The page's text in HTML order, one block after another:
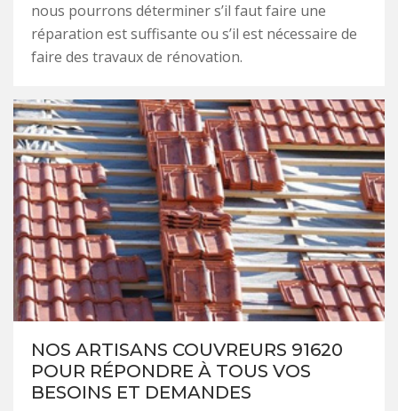
nous pourrons déterminer s’il faut faire une
réparation est suffisante ou s’il est nécessaire de
faire des travaux de rénovation.
NOS ARTISANS COUVREURS 91620
POUR RÉPONDRE À TOUS VOS
BESOINS ET DEMANDES